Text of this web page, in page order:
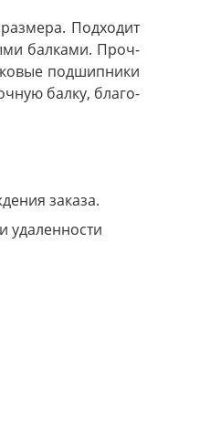
Под­хо­дит
бал­ка­ми. Проч­
под­шип­ни­ки
бал­ку, бла­го­
заказа.
удаленности